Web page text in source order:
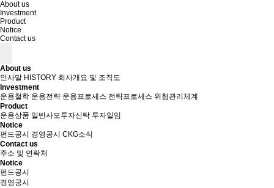
About us
Investment
Product
Notice
Contact us
About us
인사말 HISTORY 회사개요 및 조직도
Investment
운용철학 운용전략 운용프로세스 전략프로세스 위험관리체계
Product
운용상품 일반사모투자신탁 투자일임
Notice
펀드공시
경영공시 CKG소식
Contact us
주소 및 연락처
Notice
펀드공시
경영공시